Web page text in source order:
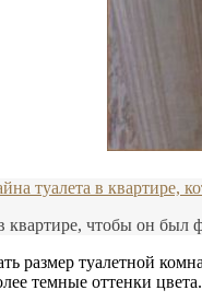
туалета в квартире,
квартире, чтобы он
размер туалетной
темные оттенки цвета.